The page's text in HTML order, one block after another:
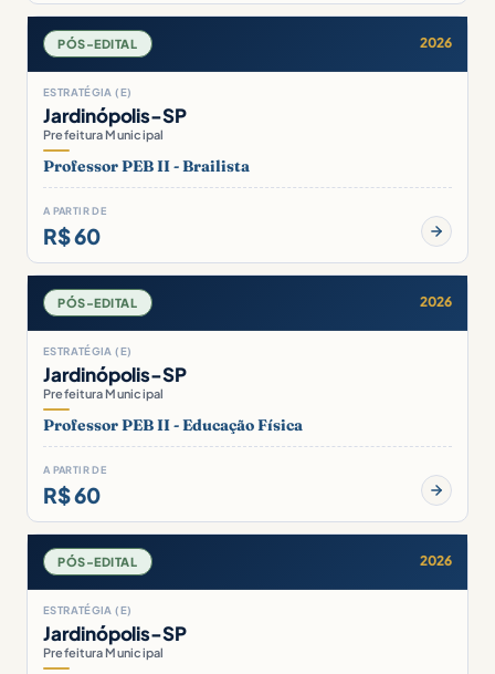
PÓS-EDITAL 2026
ESTRATÉGIA (E)
Jardinópolis-SP
Prefeitura Municipal
Professor PEB II - Brailista
A PARTIR DE
R$ 60
PÓS-EDITAL 2026
ESTRATÉGIA (E)
Jardinópolis-SP
Prefeitura Municipal
Professor PEB II - Educação Física
A PARTIR DE
R$ 60
PÓS-EDITAL 2026
ESTRATÉGIA (E)
Jardinópolis-SP
Prefeitura Municipal